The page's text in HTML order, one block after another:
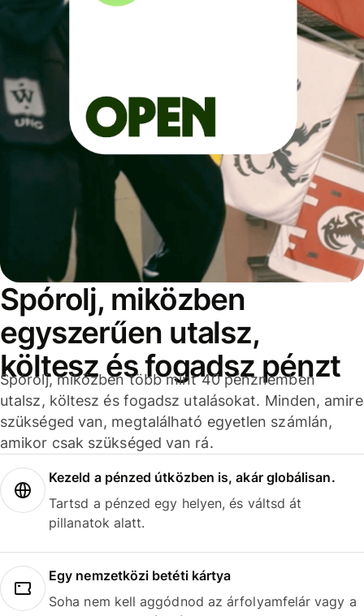
Spórolj, miközben
egyszerűen utalsz,
költesz és fogadsz pénzt
Spórolj, miközben több mint 40 pénznemben
utalsz, költesz és fogadsz utalásokat. Minden, amire
szükséged van, megtalálható egyetlen számlán,
amikor csak szükséged van rá.
Kezeld a pénzed útközben is, akár globálisan.
Tartsd a pénzed egy helyen, és váltsd át
pillanatok alatt.
Egy nemzetközi betéti kártya
Soha nem kell aggódnod az árfolyamfelár vagy a